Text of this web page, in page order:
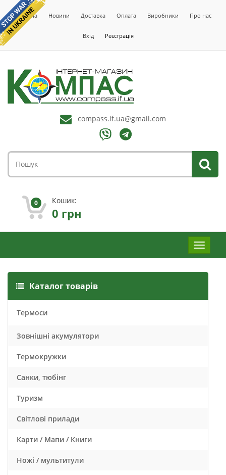
Головна Новини Доставка Оплата Виробники Про нас
Вхід Реєстрація
compass.if.ua@gmail.com
0 Кошик:
0 грн
Меню
Каталог товарів
Термоси
Зовнішні акумулятори
Термокружки
Санки, тюбінг
Туризм
Світлові прилади
Карти / Мапи / Книги
Ножі / мультитули